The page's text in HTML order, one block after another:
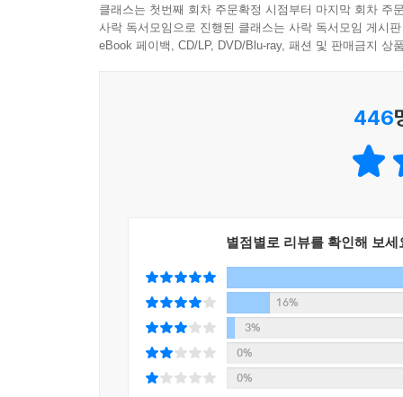
우리도 모르는 사이에 세계관을 형성하는 데 영
것을 긍정적으로 여기죠. 하지만 저는 그 전통이
마음으로 그 기원을 낱낱이 가려본 적 없는 것들
조선의 18대 왕 현종의 실록을 보면 거의 대부분
내 지속되었는데 그로부터 약 350년이 흐른 지
요가 있습니다. 갈등은 당연한 것이고 뜨거움도
---「지금 나의 온도는 적정한가」중에서
역사는 흔한 오해와 달리 고리타분하거나 미련
데 도움이 되는 도구죠. 불확실성의 시대에서 우
까? 역사를 공부한 사람은 이 질문에 긍정적으로
수백 년 전 이야기로 오늘의 고민을 해결하는
세상에서 가장 실용적인 역사 사용법
경쟁과 효율을 강조하는 시대에 ‘쓸데없다’는 말
경쟁과 효율을 우선순위로 두는 기업의 경영진이
역사 대중화를 위해 힘써온 저자는 이 문제에
구텐베르크가 개발한 대량 인쇄 기술과 세종
알아보고, 대제국 몽골에 항복하면서도 고려의
기술을 배우는 등 한국사와 세계사를 넘나들며
『역사의 쓸모』는 역사를 재미있게 풀어주는
클래스는 첫번째 회차 주문확정 시점부터 마지막 회차 주
사락 독서모임으로 진행된 클래스는 사락 독서모임 게시
eBook 페이백, CD/LP, DVD/Blu-ray, 패션 및 판매금지 상
446
별점별로 리뷰를 확인해 보세
16%
3%
0%
0%